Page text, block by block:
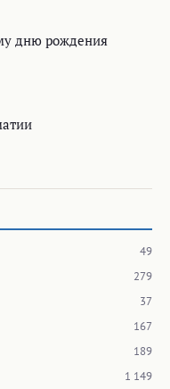
дню рождения
49
279
37
167
189
1 149